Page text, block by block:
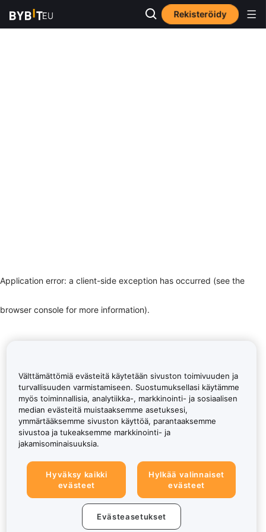
Rekisteröidy
Application error: a client-side exception has occurred (see the
browser console for more information).
Välttämättömiä evästeitä käytetään sivuston toimivuuden ja
turvallisuuden varmistamiseen. Suostumuksellasi käytämme
myös toiminnallisia, analytiikka-, markkinointi- ja sosiaalisen
median evästeitä muistaaksemme asetuksesi,
ymmärtääksemme sivuston käyttöä, parantaaksemme
sivustoa ja tukeaksemme markkinointi- ja
jakamisominaisuuksia.
Hyväksy kaikki
evästeet
Hylkää valinnaiset
evästeet
Evästeasetukset